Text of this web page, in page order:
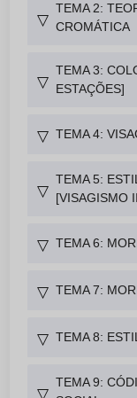
▽
TEMA 2:
CROMÁTICA
▽
TEMA 3:
ESTAÇÕES]
▽ TEMA 4:
▽
TEMA 5:
[VISAGISMO
▽ TEMA 6:
▽ TEMA 7:
▽ TEMA 8:
▽
TEMA 9: